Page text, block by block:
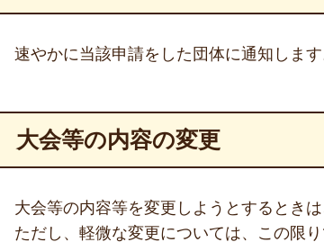
速やかに当該申請をした団体に通知しま
大会等の内容の変更
大会等の内容等を変更しようとするとき
ただし、軽微な変更については、この限り